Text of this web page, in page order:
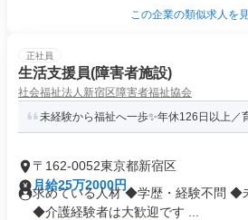
この企業の類似求人を
正社員
生活支援員(障害者施設)
社会福祉法人新宿区障害者福祉協会
未経験から福祉へ一歩✨年休126日以上／
〒162-0052東京都新宿区
月給25万2000円
求めている人材 ◆学歴・経験不問 ◆
◆介護経験者は大歓迎です ...